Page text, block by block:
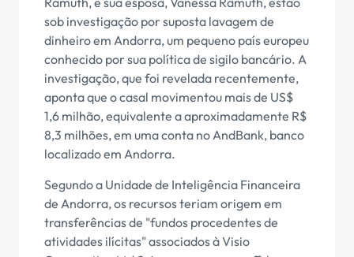
sob investigação por suposta lavagem de
dinheiro em Andorra, um pequeno país europeu
conhecido por sua política de sigilo bancário. A
investigação, que foi revelada recentemente,
aponta que o casal movimentou mais de US$
1,6 milhão, equivalente a aproximadamente R$
8,3 milhões, em uma conta no AndBank, banco
localizado em Andorra.
Segundo a Unidade de Inteligência Financeira
de Andorra, os recursos teriam origem em
transferências de "fundos procedentes de
atividades ilícitas" associados à Visio